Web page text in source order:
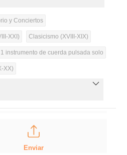
y Conciertos
XXI) Clasicismo (XVIII-XIX)
1 instrumento de cuerda pulsada solo
XX)
Enviar